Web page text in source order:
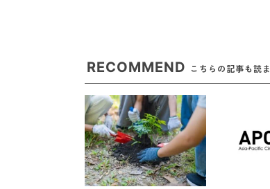
RECOMMEND こちらの記事も読